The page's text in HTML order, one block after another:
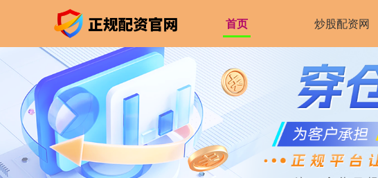
首页 炒股配资网